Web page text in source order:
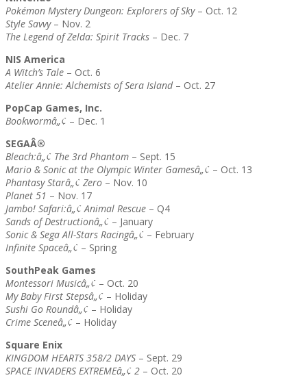
Pokémon Mystery Dungeon: Explorers of Sky – Oct. 12
Style Savvy – Nov. 2
The Legend of Zelda: Spirit Tracks – Dec. 7
NIS America
A Witch’s Tale – Oct. 6
Atelier Annie: Alchemists of Sera Island – Oct. 27
PopCap Games, Inc.
Bookwormâ„¢ – Dec. 1
SEGAÂ®
Bleach:â„¢ The 3rd Phantom – Sept. 15
Mario & Sonic at the Olympic Winter Gamesâ„¢ – Oct. 13
Phantasy Starâ„¢ Zero – Nov. 10
Planet 51 – Nov. 17
Jambo! Safari:â„¢ Animal Rescue – Q4
Sands of Destructionâ„¢ – January
Sonic & Sega All-Stars Racingâ„¢ – February
Infinite Spaceâ„¢ – Spring
SouthPeak Games
Montessori Musicâ„¢ – Oct. 20
My Baby First Stepsâ„¢ – Holiday
Sushi Go Roundâ„¢ – Holiday
Crime Sceneâ„¢ – Holiday
Square Enix
KINGDOM HEARTS 358/2 DAYS – Sept. 29
SPACE INVADERS EXTREMEâ„¢ 2 – Oct. 20